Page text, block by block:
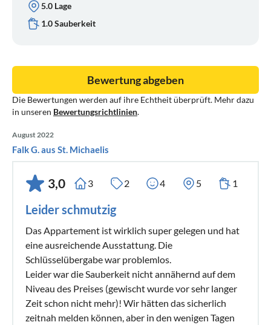
5.0 Lage
1.0 Sauberkeit
Die Bewertungen werden auf ihre Echtheit überprüft. Mehr dazu
in unseren Bewertungsrichtlinien.
Bewertung abgeben
August 2022
Falk G. aus St. Michaelis
3,0 3 2 4 5 1
Leider schmutzig
Das Appartement ist wirklich super gelegen und hat
eine ausreichende Ausstattung. Die
Schlüsselübergabe war problemlos.
Leider war die Sauberkeit nicht annähernd auf dem
Niveau des Preises (gewischt wurde vor sehr langer
Zeit schon nicht mehr)! Wir hätten das sicherlich
zeitnah melden können, aber in den wenigen Tagen